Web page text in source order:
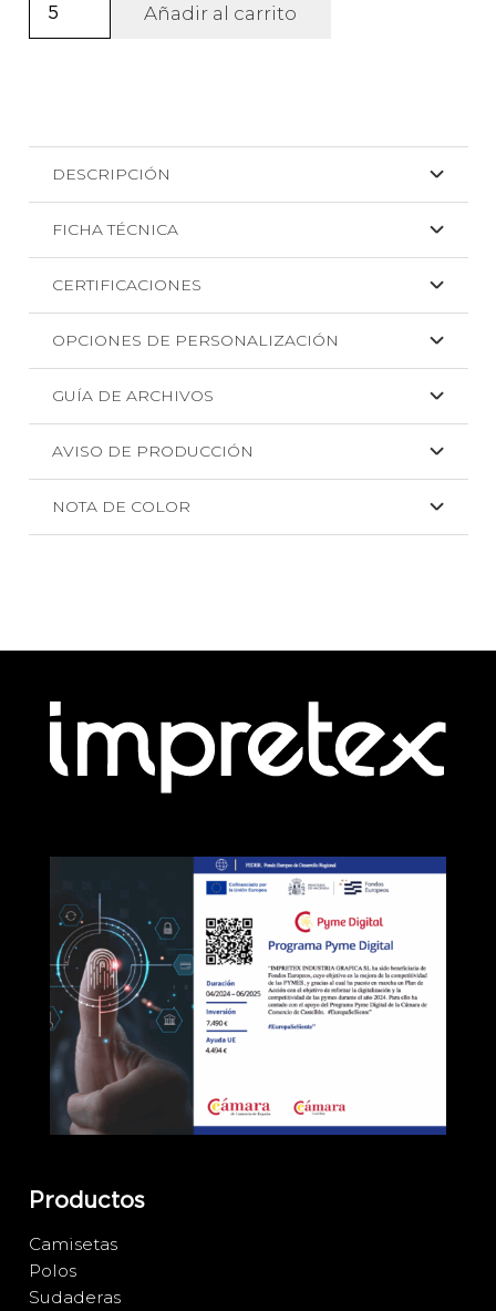
+
DTF
cantidad
Añadir al carrito
DESCRIPCIÓN
FICHA TÉCNICA
CERTIFICACIONES
OPCIONES DE PERSONALIZACIÓN
GUÍA DE ARCHIVOS
AVISO DE PRODUCCIÓN
NOTA DE COLOR
Productos
Camisetas
Polos
Sudaderas